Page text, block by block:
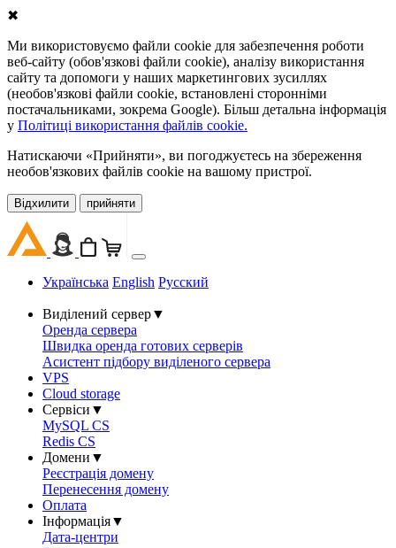
✖
Ми використовуємо файли cookie для забезпечення роботи
веб-сайту (обов'язкові файли cookie), аналізу використання
сайту та допомоги у наших маркетингових зусиллях
(необов'язкові файли cookie, встановлені сторонніми
постачальниками, зокрема Google). Більш детальна інформація
у Політиці використання файлів cookie.
Натискаючи «Прийняти», ви погоджуєтесь на збереження
необов'язкових файлів cookie на вашому пристрої.
Відхилити прийняти
Українська English Русский
Виділений сервер▼
Оренда сервера
Швидка оренда готових серверів
Асистент підбору виділеного сервера
VPS
Cloud storage
Сервіси ▼
MySQL CS
Redis CS
Домени ▼
Реєстрація домену
Перенесення домену
Оплата
Інформація▼
Дата-центри